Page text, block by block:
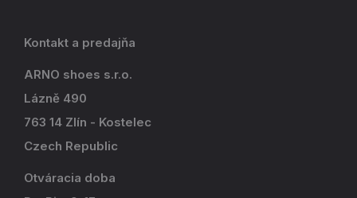
Kontakt a predajňa
ARNO shoes s.r.o.
Lázně 490
763 14 Zlín - Kostelec
Czech Republic
Otváracia doba